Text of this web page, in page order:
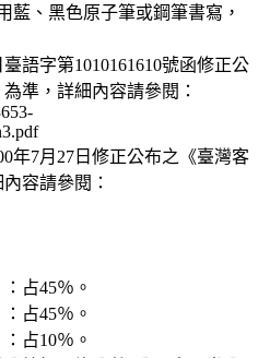
藍、黑色原子筆或鋼筆書寫，
語字第1010161610號函修正公
準，詳細內容請參閱：
年7月27日修正公布之《臺灣客
容請參閱：
占45％。
占45％。
占10％。